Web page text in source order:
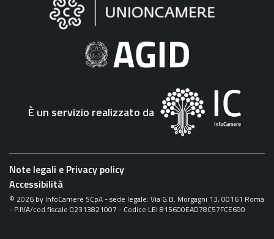
"Fattura
Elettronica"
È un servizio realizzato da
Note legali e Privacy policy
Accessibilità
© 2026 by InfoCamere SCpA - sede legale: Via G.B. Morgagni 13, 00161 Roma
- P.IVA/cod.fiscale 02313821007 - Codice LEI 815600EAD78C57FCE690